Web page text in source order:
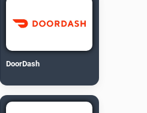
DoorDash